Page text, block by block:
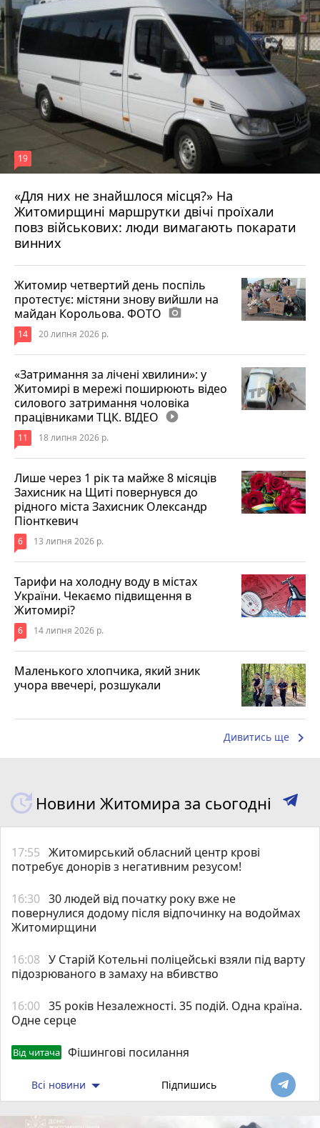
«Для них не знайшлося місця?» На
Житомирщині маршрутки двічі проїхали
повз військових: люди вимагають покарати
винних
19
17 липня 2026 р.
Житомир четвертий день поспіль
протестує: містяни знову вийшли на
майдан Корольова. ФОТО photo_camera
14 20 липня 2026 р.
«Затримання за лічені хвилини»: у
Житомирі в мережі поширюють відео
силового затримання чоловіка
працівниками ТЦК. ВІДЕО play_circle_filled
11 18 липня 2026 р.
Лише через 1 рік та майже 8 місяців
Захисник на Щиті повернувся до
рідного міста Захисник Олександр
Піонткевич
6 13 липня 2026 р.
Тарифи на холодну воду в містах
України. Чекаємо підвищення в
Житомирі?
6 14 липня 2026 р.
Маленького хлопчика, який зник
учора ввечері, розшукали
Дивитись ще keyboard_arrow_right
Новини Житомира за сьогодні
17:55 Житомирський обласний центр крові
потребує донорів з негативним резусом!
16:30 30 людей від початку року вже не
повернулися додому після відпочинку на водоймах
Житомирщини
16:08 У Старій Котельні поліцейські взяли під варту
підозрюваного в замаху на вбивство
16:00 35 років Незалежності. 35 подій. Одна країна.
Одне серце
Від читача Фішингові посилання
Всі новини Підпишись